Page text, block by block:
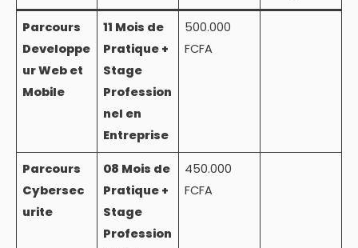
Parcours
Developpe
ur Web et
Mobile
11 Mois de
Pratique +
Stage
Profession
nel en
Entreprise
500.000
FCFA
Parcours
Cybersec
urite
08 Mois de
Pratique +
Stage
Profession
450.000
FCFA